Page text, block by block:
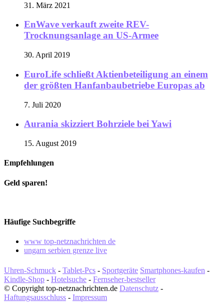
31. März 2021
EnWave verkauft zweite REV-
Trocknungsanlage an US-Armee
30. April 2019
EuroLife schließt Aktienbeteiligung an einem
der größten Hanfanbaubetriebe Europas ab
7. Juli 2020
Aurania skizziert Bohrziele bei Yawi
15. August 2019
Empfehlungen
Geld sparen!
Häufige Suchbegriffe
www top-netznachrichten de
ungarn serbien grenze live
Uhren-Schmuck - Tablet-Pcs - Sportgeräte Smartphones-kaufen -
Kindle-Shop - Hotelsuche - Fernseher-bestseller
© Copyright top-netznachrichten.de Datenschutz -
Haftungsausschluss - Impressum